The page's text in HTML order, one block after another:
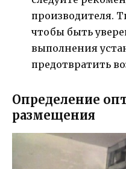
производителя.
чтобы быть
выполнения
предотвратить
Определение
размещения